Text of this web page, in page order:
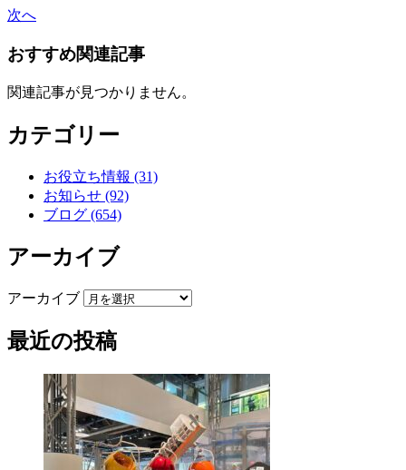
次へ
おすすめ関連記事
関連記事が見つかりません。
カテゴリー
お役立ち情報 (31)
お知らせ (92)
ブログ (654)
アーカイブ
アーカイブ
最近の投稿